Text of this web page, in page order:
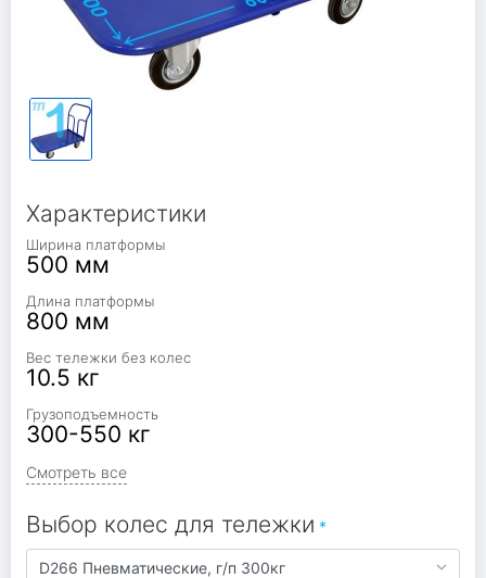
Характеристики
Ширина платформы
500 мм
Длина платформы
800 мм
Вес тележки без колес
10.5 кг
Грузоподъемность
300-550 кг
Смотреть все
Выбор колес для тележки